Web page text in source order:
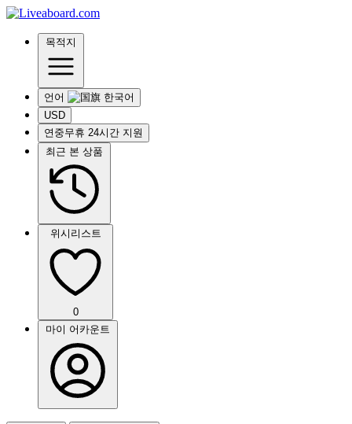
목적지
언어
USD
연중무휴 24시간 지원
최근 본 상품
위시리스트
0
마이 어카운트